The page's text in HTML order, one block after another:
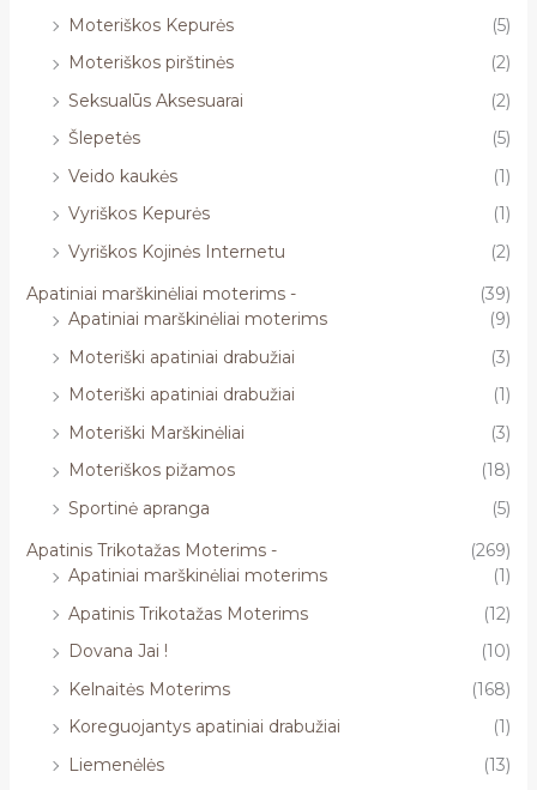
Moteriškos Kepurės
(5)
Moteriškos pirštinės
(2)
Seksualūs Aksesuarai
(2)
Šlepetės
(5)
Veido kaukės
(1)
Vyriškos Kepurės
(1)
Vyriškos Kojinės Internetu
(2)
Apatiniai marškinėliai moterims -
(39)
Apatiniai marškinėliai moterims
(9)
Moteriški apatiniai drabužiai
(3)
Moteriški apatiniai drabužiai
(1)
Moteriški Marškinėliai
(3)
Moteriškos pižamos
(18)
Sportinė apranga
(5)
Apatinis Trikotažas Moterims -
(269)
Apatiniai marškinėliai moterims
(1)
Apatinis Trikotažas Moterims
(12)
Dovana Jai !
(10)
Kelnaitės Moterims
(168)
Koreguojantys apatiniai drabužiai
(1)
Liemenėlės
(13)